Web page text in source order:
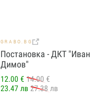
GRABO.BG
Постановка - ДКТ "Иван
Димов"
12.00 € 14.00 €
23.47 лв 27.38 лв